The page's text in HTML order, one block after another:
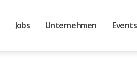
Jobs Unternehmen Events